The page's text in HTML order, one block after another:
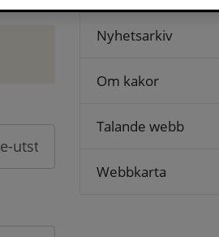
Nyhetsarkiv
Om kakor
Talande webb
Webbkarta